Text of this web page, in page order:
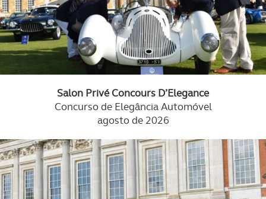
Salon Privé Concours D’Elegance
Concurso de Elegância Automóvel
agosto de 2026